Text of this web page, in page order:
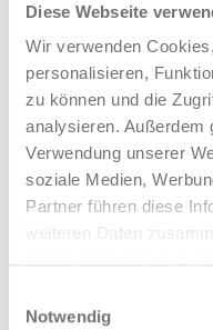
Diese Webseite
Wir verwenden
personalisieren,
zu können und die
analysieren. Außerdem
Verwendung unserer
soziale Medien,
Partner führen diese
weiteren Daten
Notwendig
Oder gern